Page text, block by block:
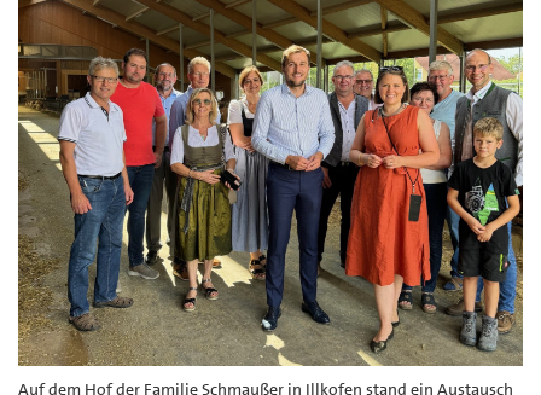
Auf dem Hof der Familie Schmaußer in Illkofen stand ein Austausch